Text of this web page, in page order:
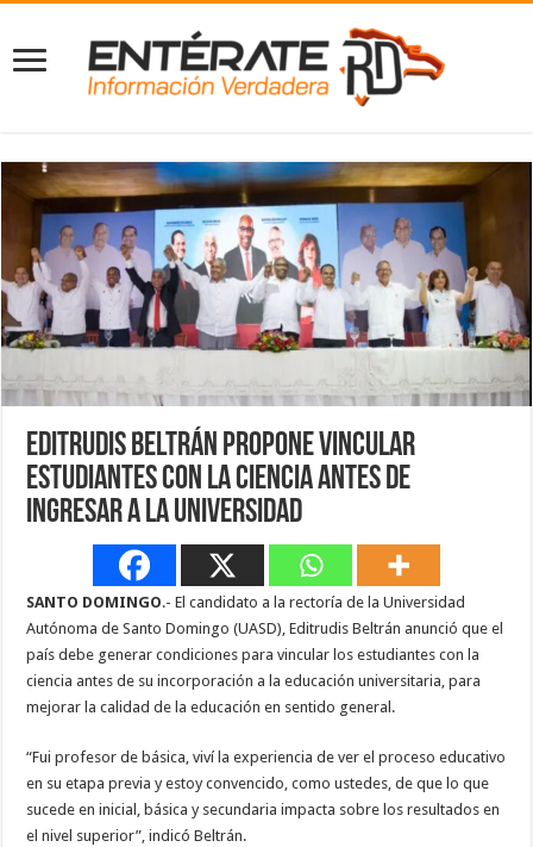
Editrudis Beltrán propone vincular
estudiantes con la ciencia antes de
ingresar a la universidad
SANTO DOMINGO.- El candidato a la rectoría de la Universidad
Autónoma de Santo Domingo (UASD), Editrudis Beltrán anunció que el
país debe generar condiciones para vincular los estudiantes con la
ciencia antes de su incorporación a la educación universitaria, para
mejorar la calidad de la educación en sentido general.
“Fui profesor de básica, viví la experiencia de ver el proceso educativo
en su etapa previa y estoy convencido, como ustedes, de que lo que
sucede en inicial, básica y secundaria impacta sobre los resultados en
el nivel superior”, indicó Beltrán.